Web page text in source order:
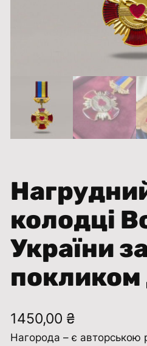
колодці
України
покликом
1450,00 ₴
Нагорода – є авторською